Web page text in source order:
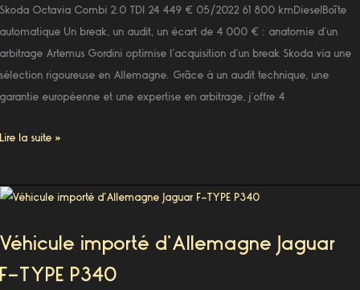
Skoda Octavia Combi 2.0 TDI 24 449 € 05/2022 61 800 kmDieselBoîte
automatique Un break, un audit, un écart de 4 000 € : anatomie d’un
arbitrage Artemus Gordini optimise l’acquisition d’un break Skoda via une
sélection rigoureuse en Allemagne. Grâce à un audit technique, une
garantie européenne et une expertise en arbitrage, j’offre 4
Lire la suite »
Véhicule importé d’Allemagne Jaguar
F-TYPE P340
Véhicule
d’Allemagne
F-